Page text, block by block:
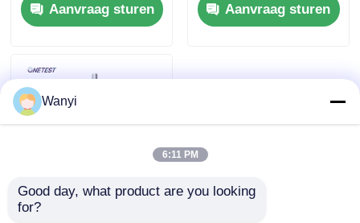
en
Lichtverstrooiingsmethode
Monitoring
Aanvraag sturen
Luchtdeeltjesteller
Aanvraag sturen
Wanyi
6:11 PM
Good day, what product are you looking
for?